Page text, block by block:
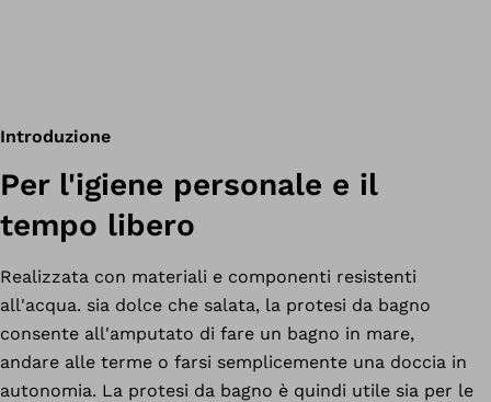
Introduzione
Per l'igiene personale e il
tempo libero
Realizzata con materiali e componenti resistenti
all'acqua. sia dolce che salata, la protesi da bagno
consente all'amputato di fare un bagno in mare,
andare alle terme o farsi semplicemente una doccia in
autonomia. La protesi da bagno è quindi utile sia per le